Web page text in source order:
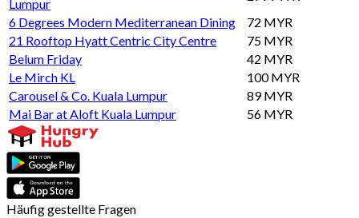
Lumpur
6 Degrees Modern Mediterranean Dining
72 MYR
21 Rooftop Hyatt Centric City Centre
75 MYR
Belum Friday
42 MYR
Le Mirch KL
100 MYR
Carousel & Co. Kuala Lumpur
89 MYR
Mai Bar at Aloft Kuala Lumpur
56 MYR
Häufig gestellte Fragen